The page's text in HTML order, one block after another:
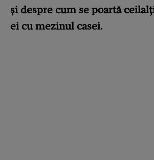
și despre cum se poartă
ei cu mezinul casei.